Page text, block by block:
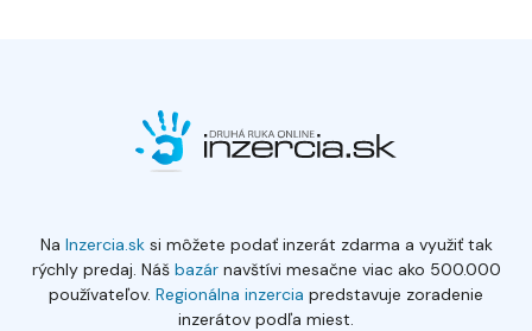
Na Inzercia.sksi môžete podať inzerát zdarma a využiť tak
rýchly predaj. Náš bazárnavštívi mesačne viac ako 500.000
používateľov. Regionálna inzercia predstavuje zoradenie
inzerátov podľa miest.